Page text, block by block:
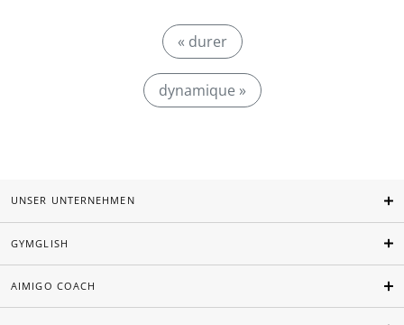
« durer
dynamique »
UNSER UNTERNEHMEN
GYMGLISH
AIMIGO COACH